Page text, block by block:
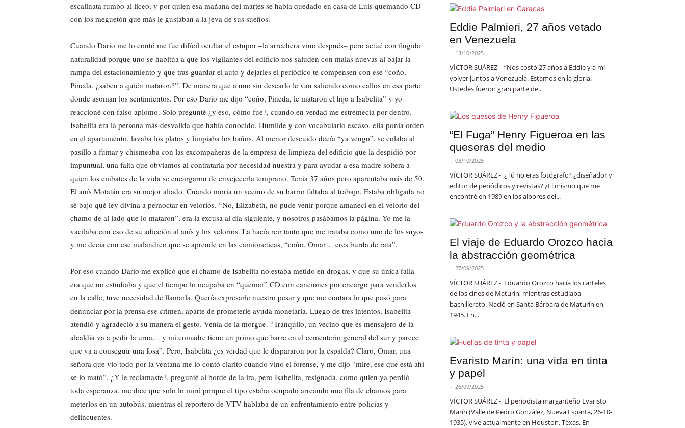
escalinata rumbo al liceo, y por quien esa mañana del martes se había quedado en casa de Luis quemando CD
con los raeguetón que más le gustaban a la jeva de sus sueños.
Cuando Darío me lo contó me fue difícil ocultar el estupor –la arrechera vino después– pero actué con fingida
naturalidad porque uno se habitúa a que los vigilantes del edificio nos saluden con malas nuevas al bajar la
rampa del estacionamiento y que tras guardar el auto y dejarles el periódico te compensen con ese “coño,
Pineda, ¿saben a quién mataron?”. De manera que a uno sin desearlo le van saliendo como callos en esa parte
donde asoman los sentimientos. Por eso Darío me dijo “coño, Pineda, le mataron el hijo a Isabelita” y yo
reaccioné con falso aplomo. Solo pregunté ¿y eso, cómo fue?, cuando en verdad me estremecía por dentro.
Isabelita era la persona más desvalida que había conocido. Humilde y con vocabulario escaso, ella ponía orden
en el apartamento, lavaba los platos y limpiaba los baños. Al menor descuido decía “ya vengo”, se colaba al
pasillo a fumar y chismeaba con las excompañeras de la empresa de limpieza del edificio que la despidió por
impuntual, una falta que obviamos al contratarla por necesidad nuestra y para ayudar a esa madre soltera a
quien los embates de la vida se encargaron de envejecerla temprano. Tenía 37 años pero aparentaba más de 50.
El anís Motatán era su mejor aliado. Cuando moría un vecino de su barrio faltaba al trabajo. Estaba obligada no
sé bajo qué ley divina a pernoctar en velorios. “No, Elizabeth, no pude venir porque amanecí en el velorio del
chamo de al lado que lo mataron”, era la excusa al día siguiente, y nosotros pasábamos la página. Yo me la
vacilaba con eso de su adicción al anís y los velorios. La hacía reír tanto que me trataba como uno de los suyos
y me decía con ese malandreo que se aprende en las camioneticas, “coño, Omar… eres burda de rata”.
Por eso cuando Darío me explicó que el chamo de Isabelita no estaba metido en drogas, y que su única falla
era que no estudiaba y que el tiempo lo ocupaba en “quemar” CD con canciones por encargo para venderlos
en la calle, tuve necesidad de llamarla. Quería expresarle nuestro pesar y que me contara lo que pasó para
denunciar por la prensa ese crimen, aparte de prometerle ayuda monetaria. Luego de tres intentos, Isabelita
atendió y agradeció a su manera el gesto. Venía de la morgue. “Tranquilo, un vecino que es mensajero de la
alcaldía va a pedir la urna… y mi comadre tiene un primo que barre en el cementerio general del sur y parece
que va a conseguir una fosa”. Pero, Isabelita ¿es verdad que le dispararon por la espalda? Claro, Omar, una
señora que vio todo por la ventana me lo contó clarito cuando vino el forense, y me dijo “mire, ese que está ahí
se lo mató”. ¿Y le reclamaste?, pregunté al borde de la ira, pero Isabelita, resignada, como quien ya perdió
toda esperanza, me dice que solo lo miró porque el tipo estaba ocupado arreando una fila de chamos para
meterlos en un autobús, mientras el reportero de VTV hablaba de un enfrentamiento entre policías y
delincuentes.
Eddie Palmieri, 27 años vetado
en Venezuela
- 13/10/2025
VÍCTOR SUÁREZ - “Nos costó 27 años a Eddie y a mí
volver juntos a Venezuela. Estamos en la gloria.
Ustedes fueron gran parte de...
“El Fuga” Henry Figueroa en las
queseras del medio
- 03/10/2025
VÍCTOR SUÁREZ - ¿Tú no eras fotógrafo? ¿diseñador y
editor de periódicos y revistas? ¿El mismo que me
encontré en 1989 en los albores del...
El viaje de Eduardo Orozco hacia
la abstracción geométrica
- 27/09/2025
VÍCTOR SUÁREZ - Eduardo Orozco hacía los carteles
de los cines de Maturín, mientras estudiaba
bachillerato. Nació en Santa Bárbara de Maturín en
1945. En...
Evaristo Marín: una vida en tinta
y papel
- 26/09/2025
VÍCTOR SUÁREZ - El periodista margariteño Evaristo
Marín (Valle de Pedro González, Nueva Esparta, 26-10-
1935), vive actualmente en Houston, Texas. En